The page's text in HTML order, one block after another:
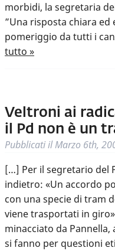
morbidi, la segretaria
”Una risposta chiara
pomeriggio da tutti i
tutto »
Veltroni ai
il Pd non è un
Pubblicati ilMarzo 6th,
[…] Per il segretario del
indietro: «Un accordo
con una specie di tram
viene trasportati in
minacciato da
si fanno per questioni